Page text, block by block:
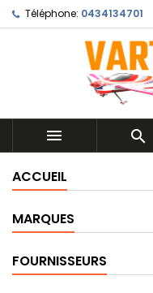
Téléphone: 0434134701
 
ACCUEIL
MARQUES
FOURNISSEURS